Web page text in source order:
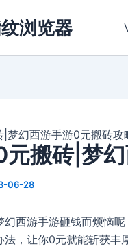
浏览器
梦幻西游手游0元搬砖攻
搬砖|梦
06-28
西游手游砸钱而烦恼
，让你0元就能斩获丰